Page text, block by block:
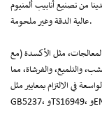
من تصنيع أنابيب ألمنيوم
عالية الدقة وغير ملحومة.
مثل الأكسدة (مع
والتلميع، والفرشاة، مما
في الالتزام بمعايير مثل